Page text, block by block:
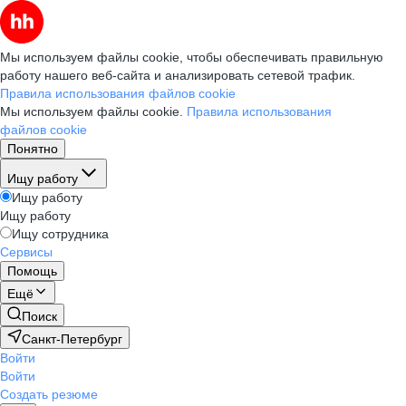
Мы используем файлы cookie, чтобы обеспечивать правильную
работу нашего веб-сайта и анализировать сетевой трафик.
Правила использования файлов cookie
Мы используем файлы cookie. Правила использования
файлов cookie
Понятно
Ищу работу
Ищу работу
Ищу работу
Ищу сотрудника
Сервисы
Помощь
Ещё
Поиск
Санкт-Петербург
Войти
Войти
Создать резюме